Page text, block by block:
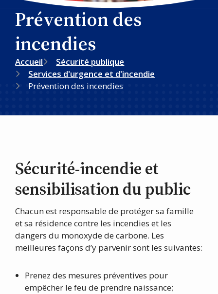
Prévention des
incendies
Fil
d'Ariane
Accueil
Sécurité publique
Services d'urgence et d'incendie
Prévention des incendies
Sécurité-incendie et
sensibilisation du public
Chacun est responsable de protéger sa famille
et sa résidence contre les incendies et les
dangers du monoxyde de carbone. Les
meilleures façons d’y parvenir sont les suivantes:
Prenez des mesures préventives pour
empêcher le feu de prendre naissance;